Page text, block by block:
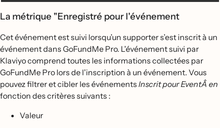
La métrique "Enregistré pour l'événement
Cet événement est suivi lorsqu’un supporter s’est inscrit à un
événement dans GoFundMe Pro. L'événement suivi par
Klaviyo comprend toutes les informations collectées par
GoFundMe Pro lors de l'inscription à un événement. Vous
pouvez filtrer et cibler les événements Inscrit pour EventÂ en
fonction des critères suivants :
Valeur